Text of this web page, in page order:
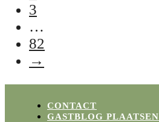
3
…
82
→
CONTACT
GASTBLOG PLAATSEN